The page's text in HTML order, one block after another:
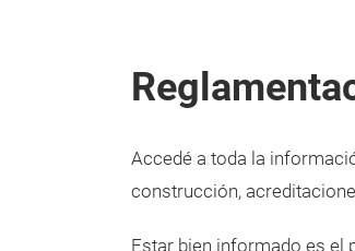
Accedé a toda la
construcción,
Estar bien informado es el